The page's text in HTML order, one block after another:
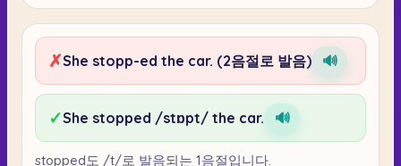
✗She stopp-ed the car. (2음절로 발음) 🔊
✓She stopped /stɒpt/ the car. 🔊
stopped도 /t/로 발음되는 1음절입니다.